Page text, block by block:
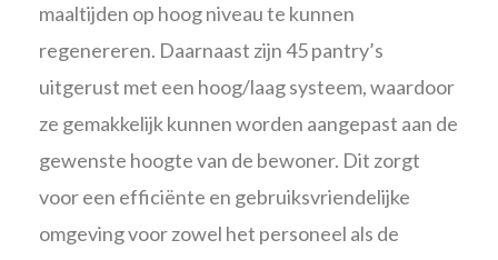
maaltijden op hoog niveau te kunnen
regenereren. Daarnaast zijn 45 pantry’s
uitgerust met een hoog/laag systeem, waardoor
ze gemakkelijk kunnen worden aangepast aan de
gewenste hoogte van de bewoner. Dit zorgt
voor een efficiënte en gebruiksvriendelijke
omgeving voor zowel het personeel als de